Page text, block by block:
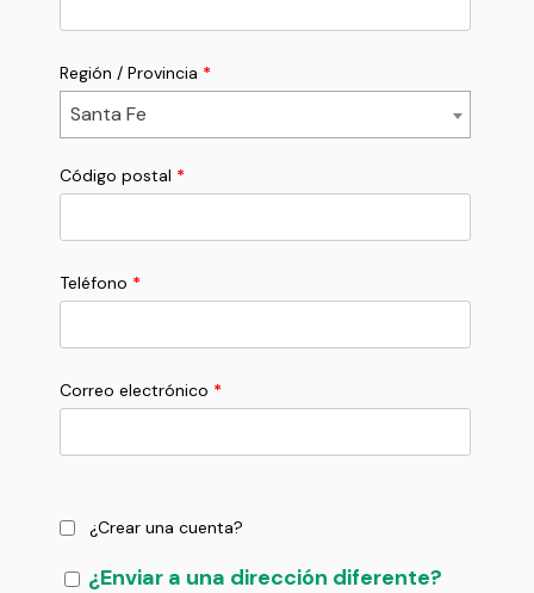
Región / Provincia *
Santa Fe
Código postal *
Teléfono *
Correo electrónico *
¿Crear una cuenta?
¿Enviar a una dirección diferente?